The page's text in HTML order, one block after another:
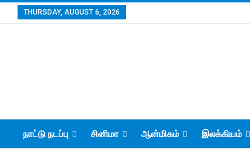
THURSDAY, AUGUST 6, 2026
நாட்டு நடப்பு சினிமா ஆன்மிகம் இலக்கியம்